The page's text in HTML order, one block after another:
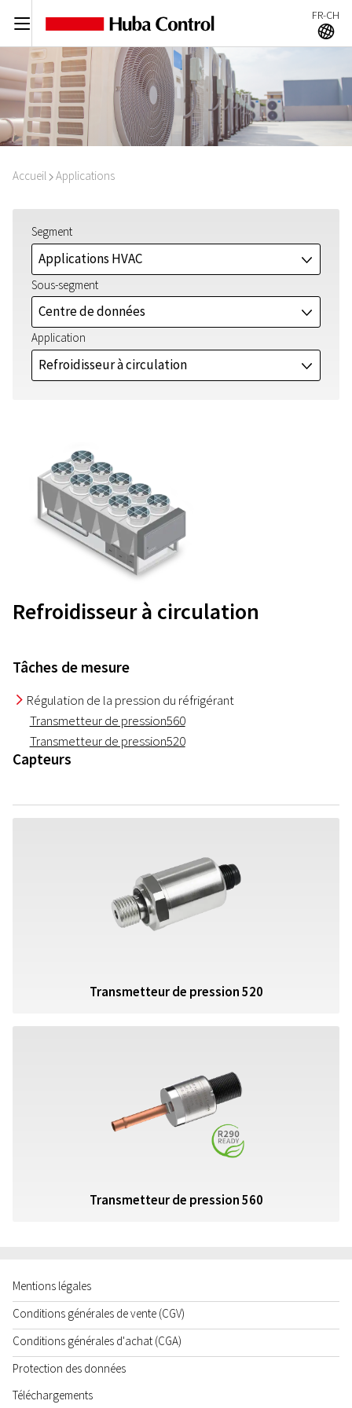
C FR-CH
A
Accueil I Applications
Segment
Applications HVAC J
Sous-segment
Centre de données J
Application
Refroidisseur à circulation J
Refroidisseur à circulation
Tâches de mesure
I Régulation de la pression du réfrigérant
Transmetteur de pression560
Transmetteur de pression520
Capteurs
Transmetteur de pression 520
Transmetteur de pression 560
Mentions légales
Conditions générales de vente (CGV)
Conditions générales d'achat (CGA)
Protection des données
Téléchargements